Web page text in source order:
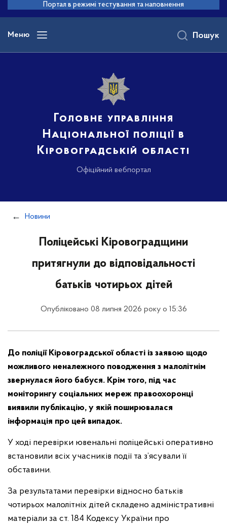
основного
вмісту
Портал в режимі тестування та наповнення
Меню
Головне управління
Національної поліції в
Кіровоградській області
Офіційний вебпортал
Пошук
Новини
Поліцейські Кіровоградщини
притягнули до відповідальності
батьків чотирьох дітей
Опубліковано 08 липня 2026 року о 15:36
До поліції Кіровоградської області із заявою щодо
можливого неналежного поводження з малолітнім
звернулася його бабуся. Крім того, під час
моніторингу соціальних мереж правоохоронці
виявили публікацію, у якій поширювалася
інформація про цей випадок.
У ході перевірки ювенальні поліцейські оперативно
встановили всіх учасників події та з’ясували її
обставини.
За результатами перевірки відносно батьків
чотирьох малолітніх дітей складено адміністративні
матеріали за ст. 184 Кодексу України про